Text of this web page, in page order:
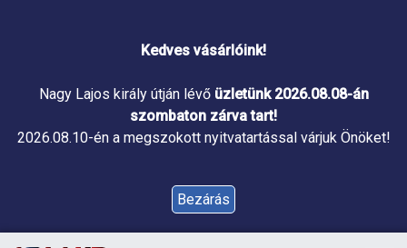
Kedves vásárlóink!
Nagy Lajos király útján lévő üzletünk 2026.08.08-án
szombaton zárva tart!
2026.08.10-én a megszokott nyitvatartással várjuk Önöket!
Bezárás